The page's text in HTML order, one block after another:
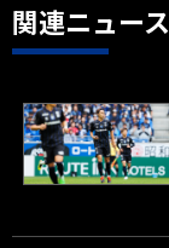
関連ニュース